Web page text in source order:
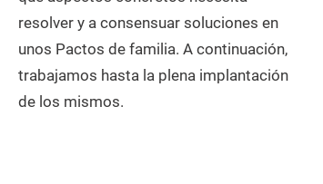
resolver y a consensuar soluciones en
unos Pactos de familia. A continuación,
trabajamos hasta la plena implantación
de los mismos.